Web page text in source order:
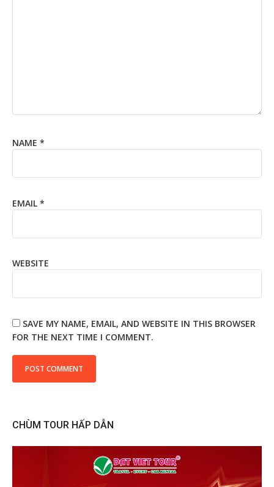
NAME *
EMAIL *
WEBSITE
SAVE MY NAME, EMAIL, AND WEBSITE IN THIS BROWSER
FOR THE NEXT TIME I COMMENT.
CHÙM TOUR HẤP DẪN